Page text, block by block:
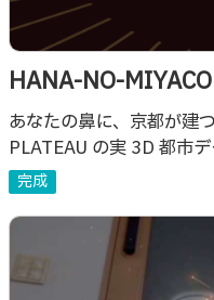
HANA-NO-MIYACO
あなたの鼻に、京都が建
PLATEAU の実 3D 都市
閣・京都タワーが鼻に建
完成